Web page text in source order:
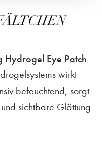
Hydrogel Eye Patch
wirkt
befeuchtend, sorgt
sichtbare Glättung